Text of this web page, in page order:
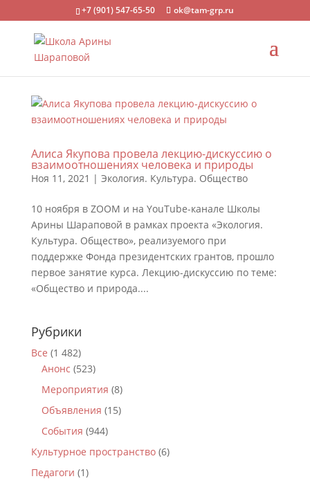
+7 (901) 547-65-50 ok@tam-grp.ru
Алиса Якупова провела лекцию-дискуссию о
взаимоотношениях человека и природы
Ноя 11, 2021 | Экология. Культура. Общество
10 ноября в ZOOM и на YouTube-канале Школы
Арины Шараповой в рамках проекта «Экология.
Культура. Общество», реализуемого при
поддержке Фонда президентских грантов, прошло
первое занятие курса. Лекцию-дискуссию по теме:
«Общество и природа....
Рубрики
Все (1 482)
Анонс (523)
Мероприятия (8)
Объявления (15)
События (944)
Культурное пространство(6)
Педагоги (1)